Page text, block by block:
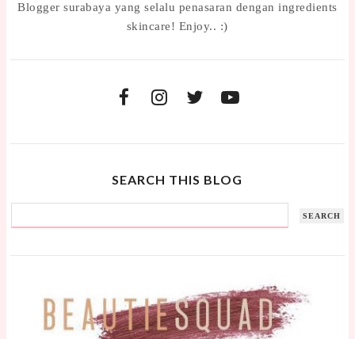
Blogger surabaya yang selalu penasaran dengan ingredients
skincare! Enjoy.. :)
SEARCH THIS BLOG